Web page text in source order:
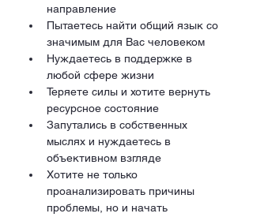
направление
Пытаетесь найти общий язык со
значимым для Вас человеком
Нуждаетесь в поддержке в
любой сфере жизни
Теряете силы и хотите вернуть
ресурсное состояние
Запутались в собственных
мыслях и нуждаетесь в
объективном взгляде
Хотите не только
проанализировать причины
проблемы, но и начать